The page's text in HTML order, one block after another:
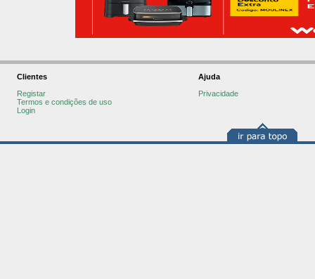
Clientes
Registar
Termos e condições de uso
Login
Ajuda
Privacidade